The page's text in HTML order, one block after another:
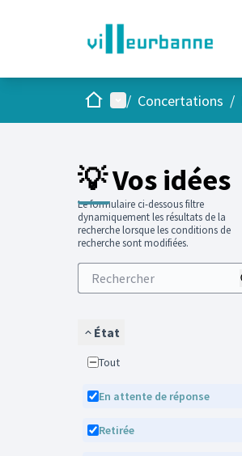
AccueilMenu principal
/ Concertations /
💡 Vos idées
Le formulaire ci-dessous filtre
dynamiquement les résultats de la
recherche lorsque les conditions de
recherche sont modifiées.
État
Tout
En attente de réponse
Retirée